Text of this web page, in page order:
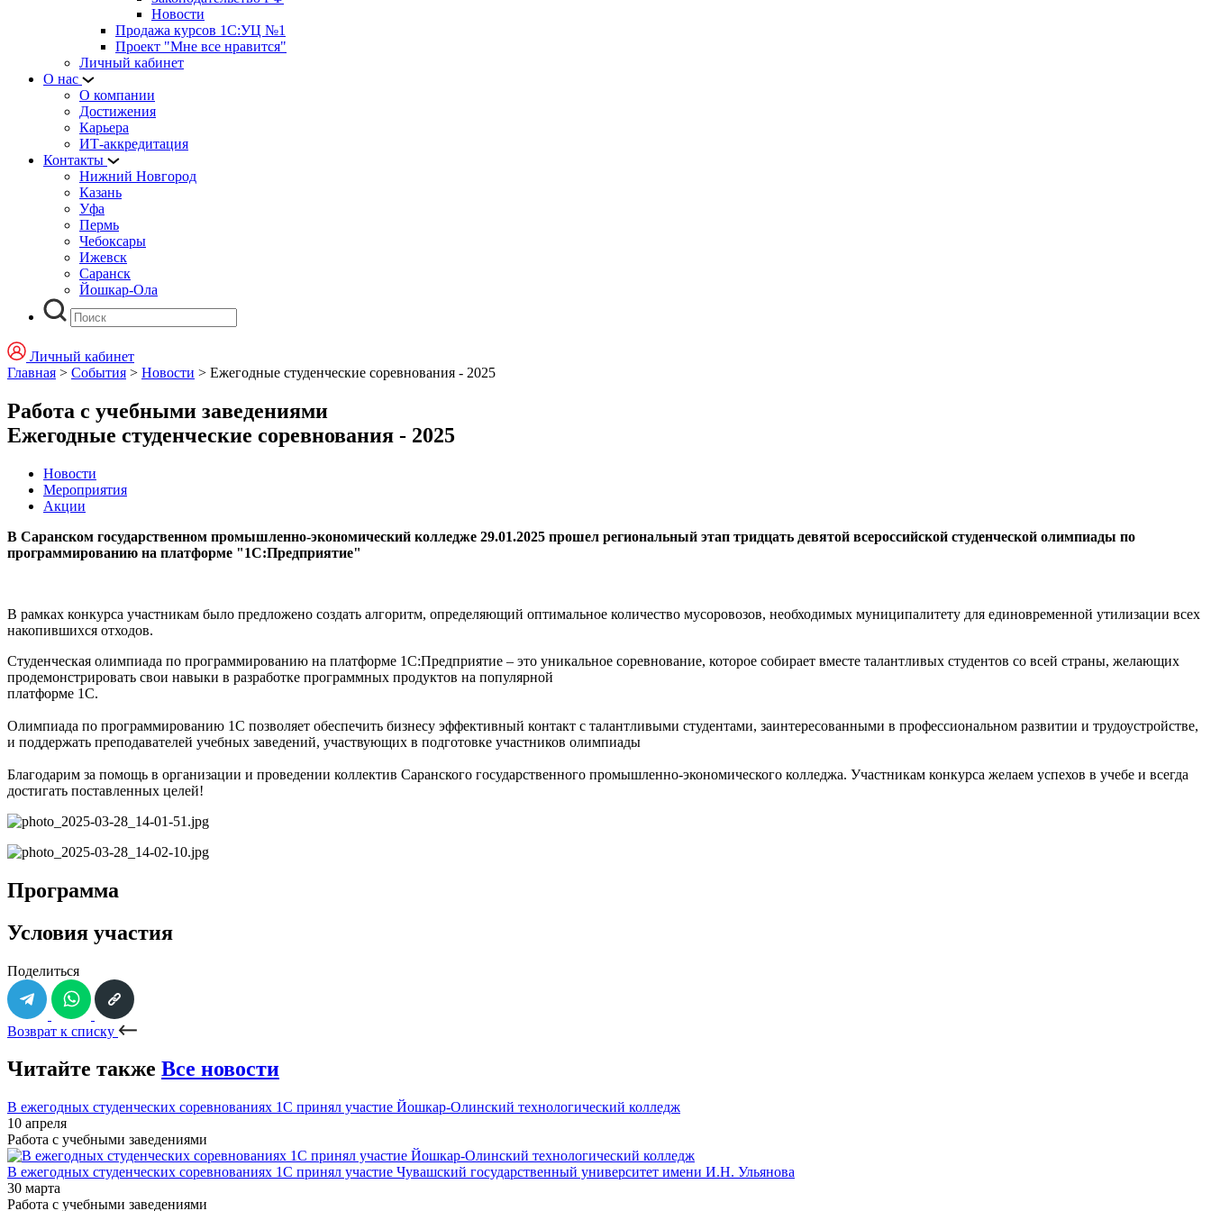
Новости
Продажа курсов 1С:УЦ №1
Проект "Мне все нравится"
Личный кабинет
О нас
О компании
Достижения
Карьера
ИТ-аккредитация
Контакты
Нижний Новгород
Казань
Уфа
Пермь
Чебоксары
Ижевск
Саранск
Йошкар-Ола
Личный кабинет
Главная > События > Новости > Ежегодные студенческие соревнования - 2025
Работа с учебными заведениями
Ежегодные студенческие соревнования - 2025
Новости
Мероприятия
Акции
В Саранском государственном промышленно-экономический колледже 29.01.2025 прошел региональный этап тридцать девятой всероссийской студенческой олимпиады по
программированию на платформе "1С:Предприятие"
В рамках конкурса участникам было предложено создать алгоритм, определяющий оптимальное количество мусоровозов, необходимых муниципалитету для единовременной утилизации всех
накопившихся отходов.
Студенческая олимпиада по программированию на платформе 1С:Предприятие – это уникальное соревнование, которое собирает вместе талантливых студентов со всей страны, желающих
продемонстрировать свои навыки в разработке программных продуктов на популярной
платформе 1С.
Олимпиада по программированию 1С позволяет обеспечить бизнесу эффективный контакт с талантливыми студентами, заинтересованными в профессиональном развитии и трудоустройстве,
и поддержать преподавателей учебных заведений, участвующих в подготовке участников олимпиады
Благодарим за помощь в организации и проведении коллектив Саранского государственного промышленно-экономического колледжа. Участникам конкурса желаем успехов в учебе и всегда
достигать поставленных целей!
Программа
Условия участия
Поделиться
Возврат к списку
Читайте также Все новости
В ежегодных студенческих соревнованиях 1С принял участие Йошкар-Олинский технологический колледж
10 апреля
Работа с учебными заведениями
В ежегодных студенческих соревнованиях 1С принял участие Чувашский государственный университет имени И.Н. Ульянова
30 марта
Работа с учебными заведениями